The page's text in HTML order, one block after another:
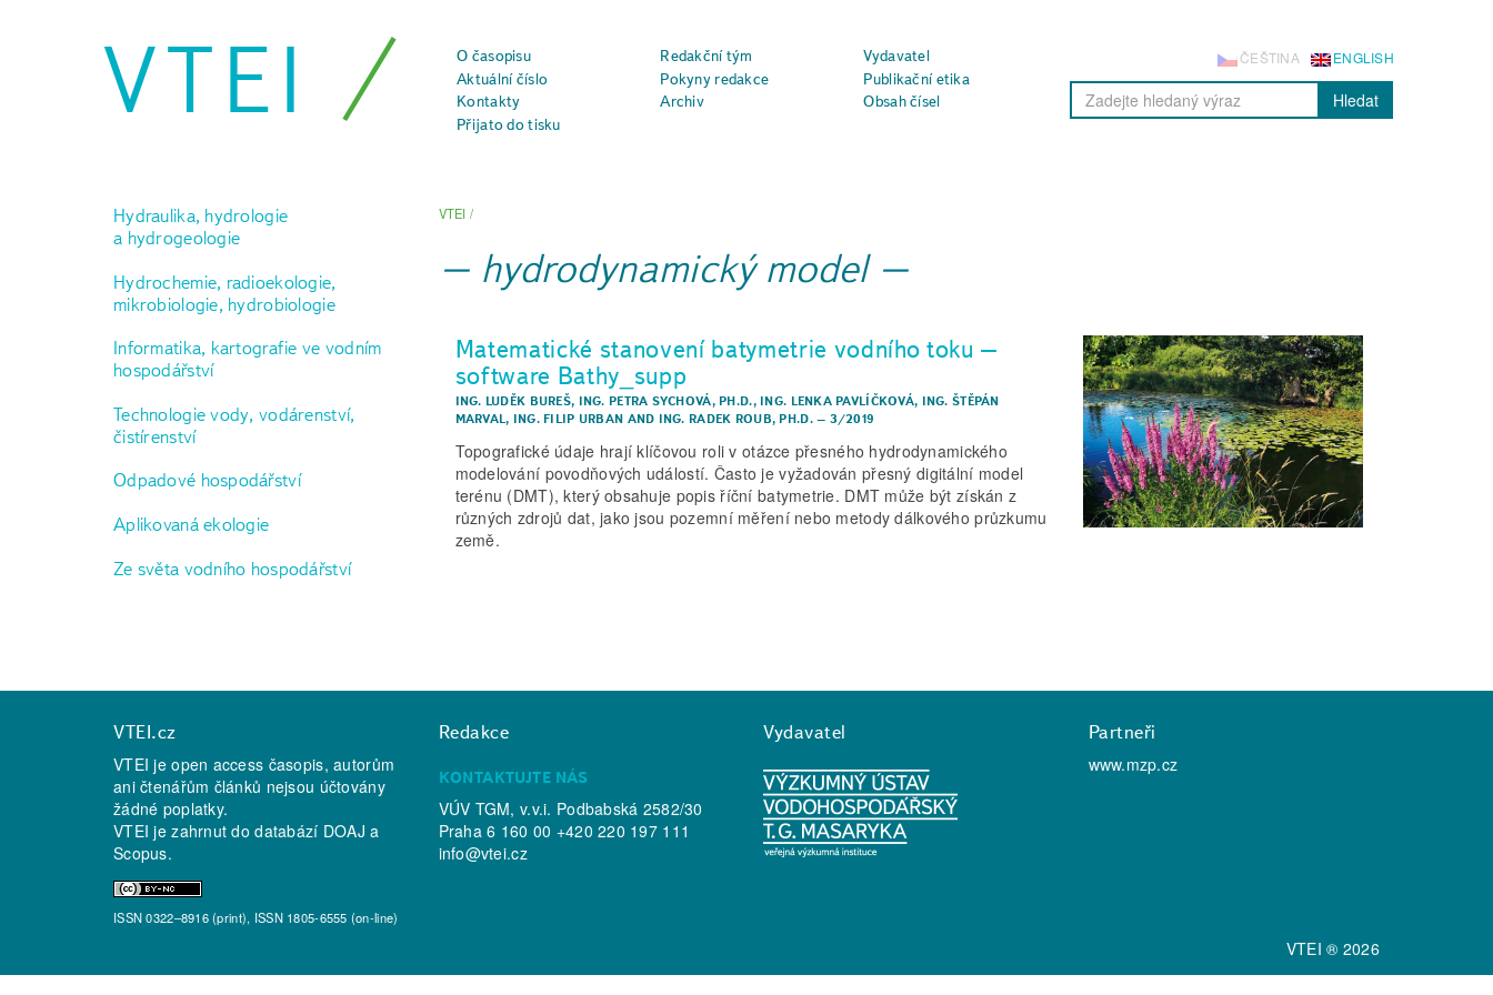
VTEI O časopisu Redakční tým
Vydavatel
Aktuální číslo
Pokyny redakce
Publikační etika
Kontakty
Archiv
Obsah čísel
Přijato do tisku
ENGLISH
ČEŠTINA
Hledat
Hydraulika, hydrologie
a hydrogeologie
Hydrochemie, radioekologie,
mikrobiologie, hydrobiologie
Informatika, kartografie ve vodním
hospodářství
Technologie vody, vodárenství,
čistírenství
Odpadové hospodářství
Aplikovaná ekologie
Ze světa vodního hospodářství
VTEI /
hydrodynamický model
Matematické stanovení batymetrie vodního toku –
software Bathy_supp
ING. LUDĚK BUREŠ, ING. PETRA SYCHOVÁ, PH.D., ING. LENKA PAVLÍČKOVÁ, ING. ŠTĚPÁN
MARVAL, ING. FILIP URBAN AND ING. RADEK ROUB, PH.D.– 3/2019
Topografické údaje hrají klíčovou roli v otázce přesného hydrodynamického
modelování povodňových událostí. Často je vyžadován přesný digitální model
terénu (DMT), který obsahuje popis říční batymetrie. DMT může být získán z
různých zdrojů dat, jako jsou pozemní měření nebo metody dálkového průzkumu
země.
VTEI.cz
VTEI je open access časopis, autorům
ani čtenářům článků nejsou účtovány
žádné poplatky.
VTEI je zahrnut do databází DOAJ a
Scopus.
ISSN 0322–8916 (print), ISSN 1805-6555 (on-line)
Redakce
KONTAKTUJTE NÁS
VÚV TGM, v.v.i. Podbabská 2582/30
Praha 6 160 00 +420 220 197 111
info@vtei.cz
Vydavatel
Partneři
www.mzp.cz
VTEI ® 2026